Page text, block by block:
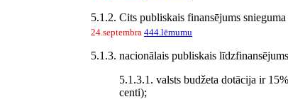
5.1.2. Cits publiskais finansējums
24.septembra 444.lēmumu
5.1.3. nacionālais publiskais
5.1.3.1. valsts budžeta dotācija ir
centi);